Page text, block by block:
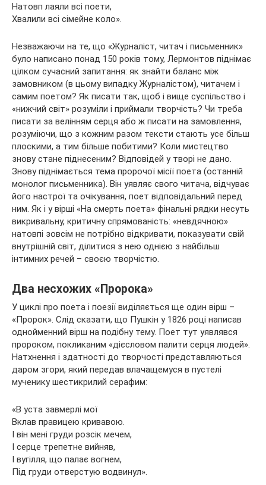
Натовп лаяли всі поети,
Хвалили всі сімейне коло».
Незважаючи на те, що «Журналіст, читач і письменник»
було написано понад 150 років тому, Лермонтов піднімає
цілком сучасний запитання: як знайти баланс між
замовником (в цьому випадку Журналістом), читачем і
самим поетом? Як писати так, щоб і вище суспільство і
«нижчий світ» розуміли і приймали творчість? Чи треба
писати за велінням серця або ж писати на замовлення,
розуміючи, що з кожним разом тексти стають усе більш
плоскими, а тим більше побитими? Коли мистецтво
знову стане піднесеним? Відповідей у творі не дано.
Знову піднімається тема пророчої місії поета (останній
монолог письменника). Він уявляє свого читача, відчуває
його настрої та очікування, поет відповідальний перед
ним. Як і у вірші «На смерть поета» фінальні рядки несуть
викривальну, критичну спрямованість: «невдячною»
натовпі зовсім не потрібно відкривати, показувати свій
внутрішній світ, ділитися з нею однією з найбільш
інтимних речей – своєю творчістю.
Два несхожих «Пророка»
У циклі про поета і поезії виділяється ще один вірш –
«Пророк». Слід сказати, що Пушкін у 1826 році написав
однойменний вірш на подібну тему. Поет тут уявлявся
пророком, покликаним «дієсловом палити серця людей».
Натхнення і здатності до творчості представляються
даром згори, який передав влачащемуся в пустелі
мученику шестикрилий серафим:
«В уста завмерлі мої
Вклав правицею кривавою.
І він мені груди розсік мечем,
І серце трепетне вийняв,
І вугілля, що палає вогнем,
Під груди отверстую водвинул».